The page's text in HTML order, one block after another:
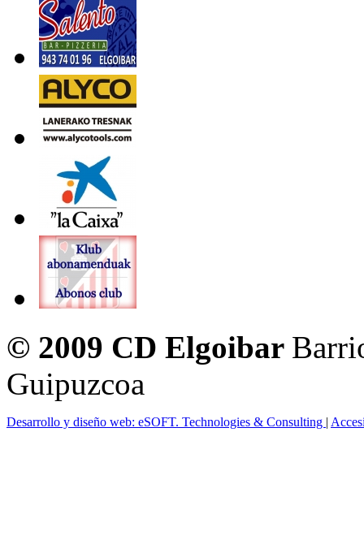
© 2009 CD Elgoibar
Guipuzcoa
Desarrollo y diseño web: eSOFT. Technologies & Consulting |